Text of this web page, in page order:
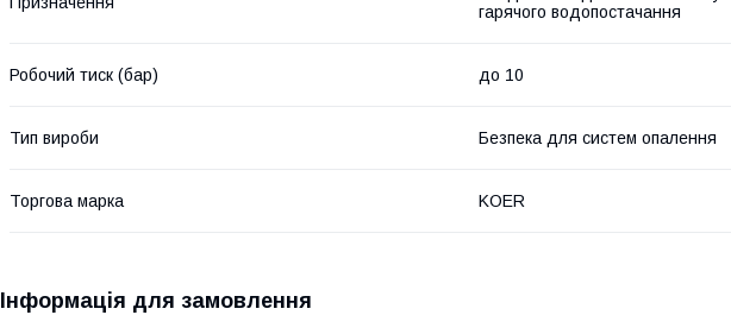
гарячого водопостачання
Робочий тиск (бар) до 10
Тип вироби Безпека для систем опалення
Торгова марка KOER
Інформація для замовлення